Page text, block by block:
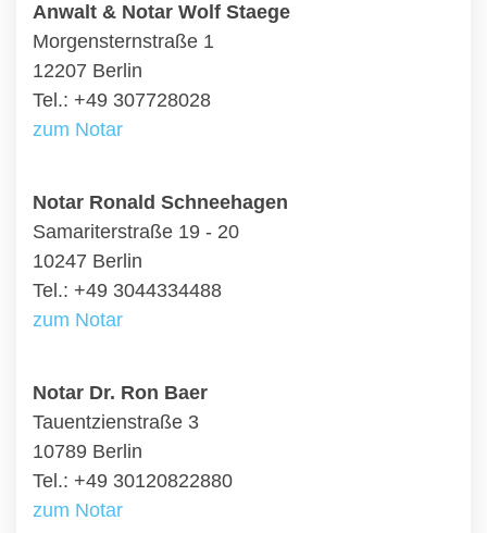
Anwalt & Notar Wolf Staege
Morgensternstraße 1
12207 Berlin
Tel.: +49 307728028
zum Notar
Notar Ronald Schneehagen
Samariterstraße 19 - 20
10247 Berlin
Tel.: +49 3044334488
zum Notar
Notar Dr. Ron Baer
Tauentzienstraße 3
10789 Berlin
Tel.: +49 30120822880
zum Notar